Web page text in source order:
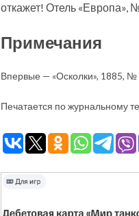
откажет! Отель «Европа»,
Примечания
Впервые — «Осколки», 1885, №
Печатается по журнальному